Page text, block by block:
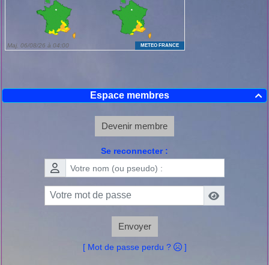

Espace membres
Devenir membre
Se reconnecter :
Envoyer
[ Mot de passe perdu ? ]